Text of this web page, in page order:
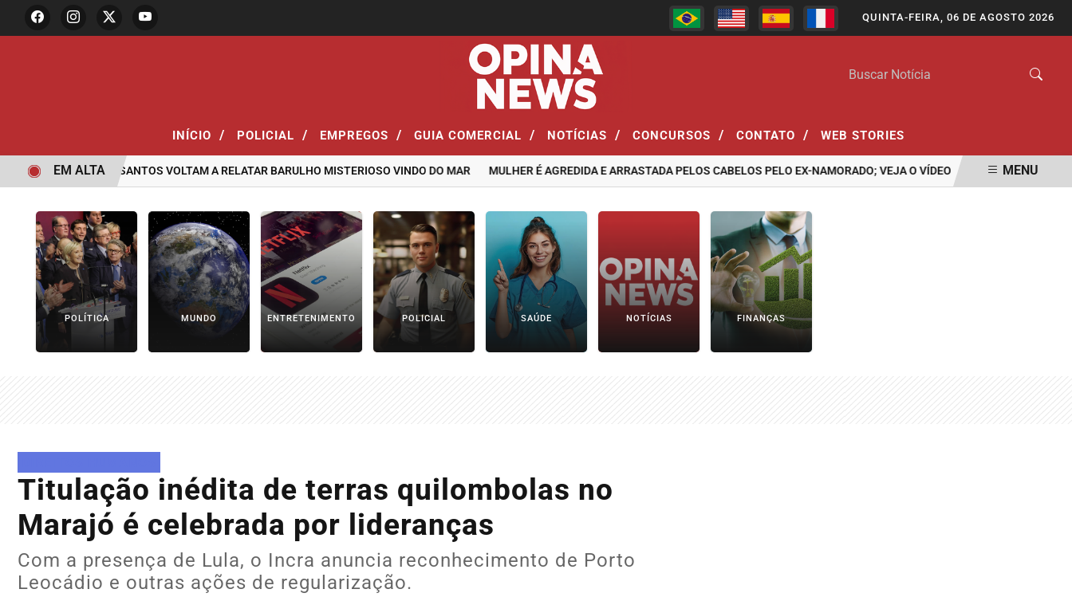
QUINTA-FEIRA, 06 DE AGOSTO 2026
INÍCIO / POLICIAL / EMPREGOS / GUIA COMERCIAL / NOTÍCIAS / CONCURSOS / CONTATO / WEB STORIES
MORADORES DE SANTOS VOLTAM A RELATAR BARULHO MISTERIOSO VINDO DO MAR MULHER É AGREDIDA E ARRASTADA PELOS CABELOS PELO EX-NAMORADO; VEJA O VÍDEO ASSASSINATO DE
EM ALTA MENU
POLÍTICA MUNDO ENTRETENIMENTO POLICIAL SAÚDE NOTÍCIAS FINANÇAS
Titulação inédita de terras quilombolas no
Marajó é celebrada por lideranças
Com a presença de Lula, o Incra anuncia reconhecimento de Porto
Leocádio e outras ações de regularização.